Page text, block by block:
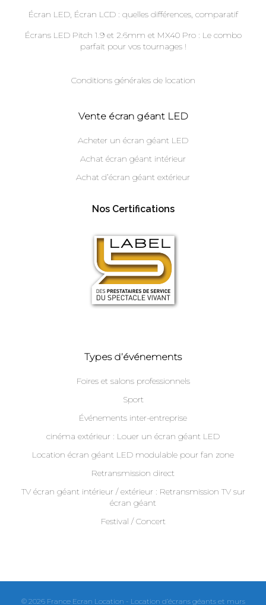
Écran LED, Écran LCD : quelles différences, comparatif
Écrans LED Pitch 1.9 et 2.6mm et MX40 Pro : Le combo
parfait pour vos tournages !
Conditions générales de location
Vente écran géant LED
Acheter un écran géant LED
Achat écran géant intérieur
Achat d’écran géant extérieur
Nos Certifications
Types d’événements
Foires et salons professionnels
Sport
Événements inter-entreprise
cinéma extérieur : Louer un écran géant LED
Location écran géant LED modulable pour fan zone
Retransmission direct
TV écran géant intérieur / extérieur : Retransmission TV sur
écran géant
Festival / Concert
© 2026 France Ecran Location - Location d’écrans géants et murs